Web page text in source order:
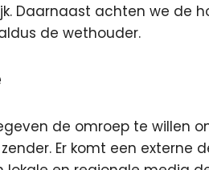
Daarnaast achten we de
de wethouder.
de omroep te willen
Er komt een externe